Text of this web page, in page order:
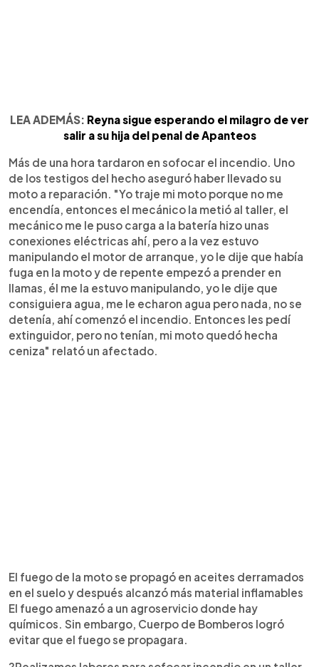
LEA ADEMÁS: Reyna sigue esperando el milagro de ver
salir a su hija del penal de Apanteos
Más de una hora tardaron en sofocar el incendio. Uno
de los testigos del hecho aseguró haber llevado su
moto a reparación. "Yo traje mi moto porque no me
encendía, entonces el mecánico la metió al taller, el
mecánico me le puso carga a la batería hizo unas
conexiones eléctricas ahí, pero a la vez estuvo
manipulando el motor de arranque, yo le dije que había
fuga en la moto y de repente empezó a prender en
llamas, él me la estuvo manipulando, yo le dije que
consiguiera agua, me le echaron agua pero nada, no se
detenía, ahí comenzó el incendio. Entonces les pedí
extinguidor, pero no tenían, mi moto quedó hecha
ceniza" relató un afectado.
El fuego de la moto se propagó en aceites derramados
en el suelo y después alcanzó más material inflamables
El fuego amenazó a un agroservicio donde hay
químicos. Sin embargo, Cuerpo de Bomberos logró
evitar que el fuego se propagara.